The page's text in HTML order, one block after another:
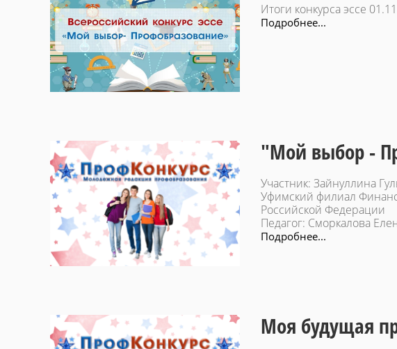
Итоги конкурса эссе
Подробнее...
"Мой выбор -
Участник: Зайнуллина
Уфимский филиал
Российской Федерации
Педагог: Сморкалова
Подробнее...
Моя будущая